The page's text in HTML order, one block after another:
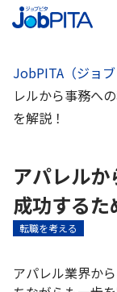
JobPITA（ジョブ
レルから事務へ
を解説！
アパレルか
成功するた
転職を考える
アパレル業界か